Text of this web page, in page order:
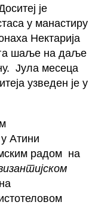
је
у манастиру
Нектарија
га шаље на даље
Јула месеца
узведен је у
Атини
радом на